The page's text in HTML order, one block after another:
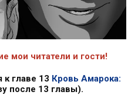
мои читатели и гости!
главе 13 Кровь Амарока:
после 13 главы).